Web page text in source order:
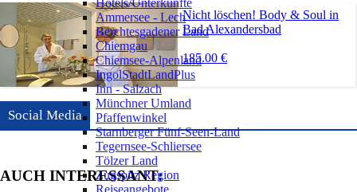
Nicht löschen! Body & Soul in
Bad Alexandersbad
185.00 €
Social Media
AUCH INTERESSANT:
Hotels/Unterkünfte
Ammersee - Lech
Berchtesgadener Land
Chiemgau
Chiemsee-Alpenland
IngolStadtLandPlus
Inn - Salzach
Münchner Umland
Pfaffenwinkel
Starnberger Fünf-Seen-Land
Tegernsee-Schliersee
Tölzer Land
Zugspitz Region
Reiseangebote